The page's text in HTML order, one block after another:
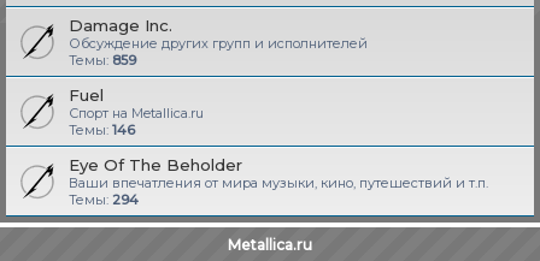
Damage Inc.
Обсуждение других групп и исполнителей
Темы: 859
Fuel
Спорт на Metallica.ru
Темы: 146
Eye Of The Beholder
Ваши впечатления от мира музыки, кино, путешествий и т.п.
Темы: 294
Metallica.ru